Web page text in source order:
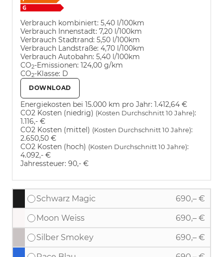
Verbrauch kombiniert: 5,40 l/100km
Verbrauch Innenstadt: 7,20 l/100km
Verbrauch Stadtrand: 5,50 l/100km
Verbrauch Landstraße: 4,70 l/100km
Verbrauch Autobahn: 5,40 l/100km
CO2-Emissionen: 124,00 g/km
CO2-Klasse: D
DOWNLOAD
Energiekosten bei 15.000 km pro Jahr: 1.412,64 €
CO2 Kosten (niedrig) (Kosten Durchschnitt 10 Jahre):
1.116,- €
CO2 Kosten (mittel) (Kosten Durchschnitt 10 Jahre):
2.650,50 €
CO2 Kosten (hoch) (Kosten Durchschnitt 10 Jahre):
4.092,- €
Jahressteuer: 90,- €
Schwarz Magic 690,– €
Moon Weiss 690,– €
Silber Smokey 690,– €